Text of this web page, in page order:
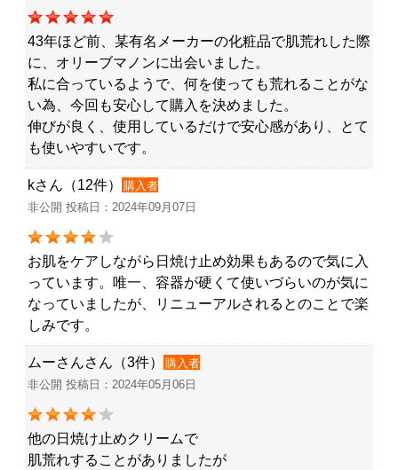
43年ほど前、某有名メーカーの化粧品で肌荒れした際
に、オリーブマノンに出会いました。
私に合っているようで、何を使っても荒れることがな
い為、今回も安心して購入を決めました。
伸びが良く、使用しているだけで安心感があり、とて
も使いやすいです。
kさん（12件）
購入者
非公開 投稿日：2024年09月07日
お肌をケアしながら日焼け止め効果もあるので気に入
っています。唯一、容器が硬くて使いづらいのが気に
なっていましたが、リニューアルされるとのことで楽
しみです。
ムーさんさん（3件）
購入者
非公開 投稿日：2024年05月06日
他の日焼け止めクリームで
肌荒れすることがありましたが